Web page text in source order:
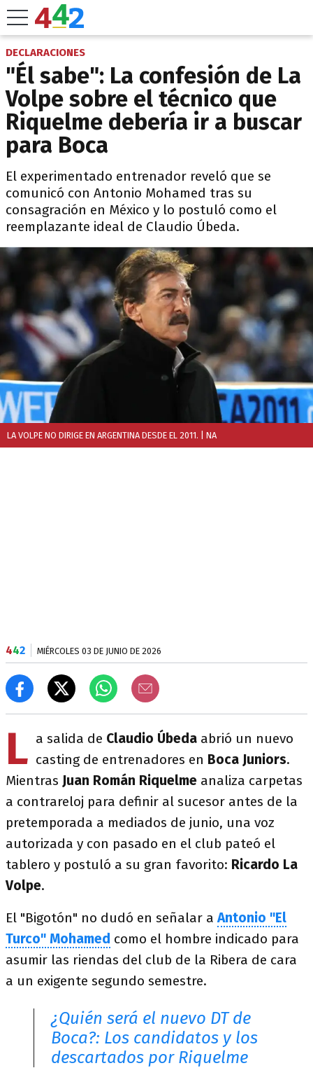
DECLARACIONES
"Él sabe": La confesión de La
Volpe sobre el técnico que
Riquelme debería ir a buscar
para Boca
El experimentado entrenador reveló que se
comunicó con Antonio Mohamed tras su
consagración en México y lo postuló como el
reemplazante ideal de Claudio Úbeda.
LA VOLPE NO DIRIGE EN ARGENTINA DESDE EL 2011. | NA
442 MIÉRCOLES 03 DE JUNIO DE 2026
L a salida de Claudio Úbeda abrió un nuevo
casting de entrenadores en Boca Juniors.
Mientras Juan Román Riquelme analiza carpetas
a contrareloj para definir al sucesor antes de la
pretemporada a mediados de junio, una voz
autorizada y con pasado en el club pateó el
tablero y postuló a su gran favorito: Ricardo La
Volpe.
El "Bigotón" no dudó en señalar aAntonio "El
Turco" Mohamed como el hombre indicado para
asumir las riendas del club de la Ribera de cara
a un exigente segundo semestre.
¿Quién será el nuevo DT de
Boca?: Los candidatos y los
descartados por Riquelme